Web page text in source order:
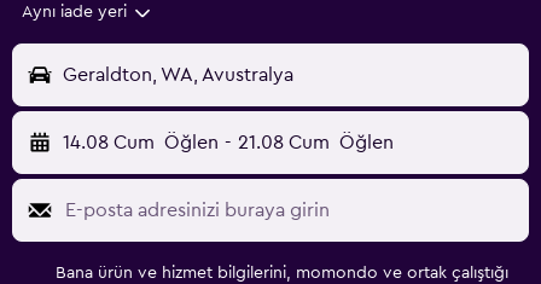
Aynı iade yeri
Geraldton, WA, Avustralya
14.08 Cum Öğlen - 21.08 Cum Öğlen
Bana ürün ve hizmet bilgilerini, momondo ve ortak çalıştığı